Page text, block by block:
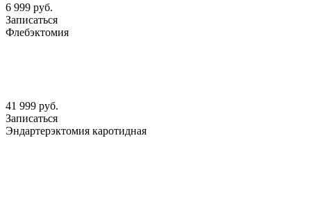
6 999 руб.
Записаться
Флебэктомия
41 999 руб.
Записаться
Эндартерэктомия каротидная